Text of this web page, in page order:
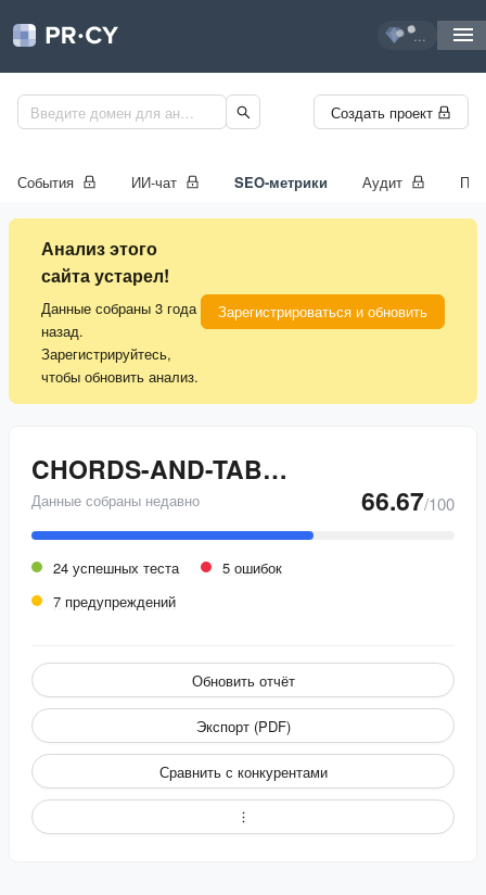
...
Создать проект
События ИИ-чат SEO-метрики Аудит
Анализ этого
сайта устарел!
Данные собраны 3 года
назад.
Зарегистрируйтесь,
чтобы обновить анализ.
Зарегистрироваться и обновить
CHORDS-AND-TABS.NET
Данные собраны недавно 66.67/100
24 успешных теста
5 ошибок
7 предупреждений
Обновить отчёт
Экспорт (PDF)
Сравнить с конкурентами